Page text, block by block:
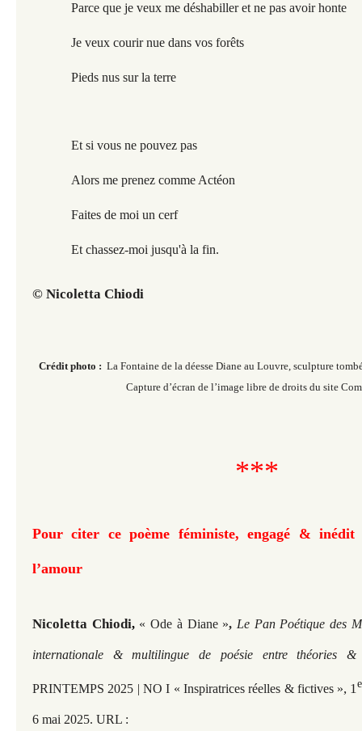
Parce que je veux me déshabiller et ne pas avoir honte
Je veux courir nue dans vos forêts
Pieds nus sur la terre
Et si vous ne pouvez pas
Alors me prenez comme Actéon
Faites de moi un cerf
Et chassez-moi jusqu'à la fin.
© Nicoletta Chiodi
Crédit photo : La Fontaine de la déesse Diane au Louvre, sculpture
Capture d’écran de l’image libre de droits du site
***
Pour citer ce poème féministe, engagé &
l’amour
Nicoletta Chiodi,« Ode à Diane », Le Pan Poétique des
internationale & multilingue de poésie entre théories
PRINTEMPS 2025 | NO I « Inspiratrices réelles & fictives », 1
6 mai 2025. URL :